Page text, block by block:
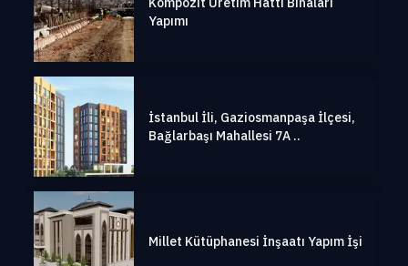
Yapımı
İstanbul İli, Gaziosmanpaşa İlçesi,
Bağlarbaşı Mahallesi 7A ..
Millet Kütüphanesi İnşaatı Yapım İşi